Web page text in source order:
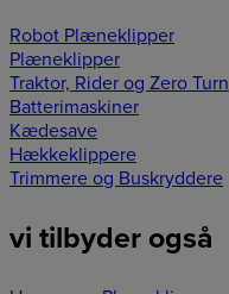
Robot Plæneklipper
Plæneklipper
Traktor, Rider og Zero Turn
Batterimaskiner
Kædesave
Hækkeklippere
Trimmere og Buskryddere
vi tilbyder også